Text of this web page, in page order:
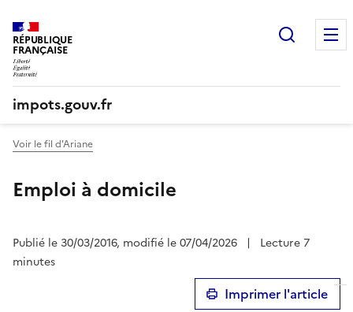
RÉPUBLIQUE
FRANÇAISE
impots.gouv.fr
Voir le fil d'Ariane
Emploi à domicile
Publié le 30/03/2016, modifié le 07/04/2026 |
Lecture 7
minutes
Imprimer l'article